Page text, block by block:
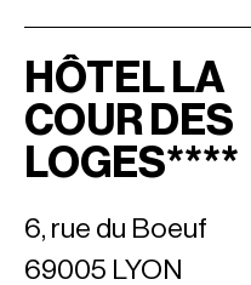
HÔTEL LA
COUR DES
LOGES****
6, rue du Boeuf
69005 LYON